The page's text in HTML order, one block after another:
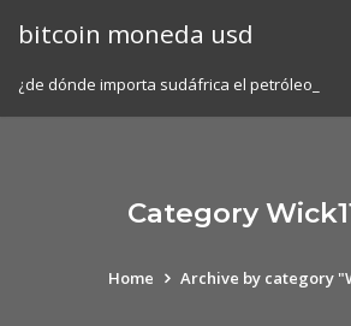
bitcoin moneda usd
¿de dónde importa sudáfrica el petróleo_
Category
Home Archive by category